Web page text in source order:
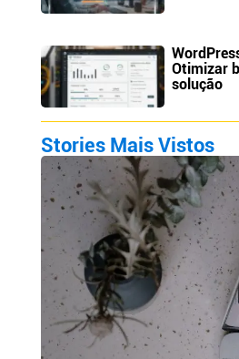
Otimizar
solução
Stories Mais Vistos